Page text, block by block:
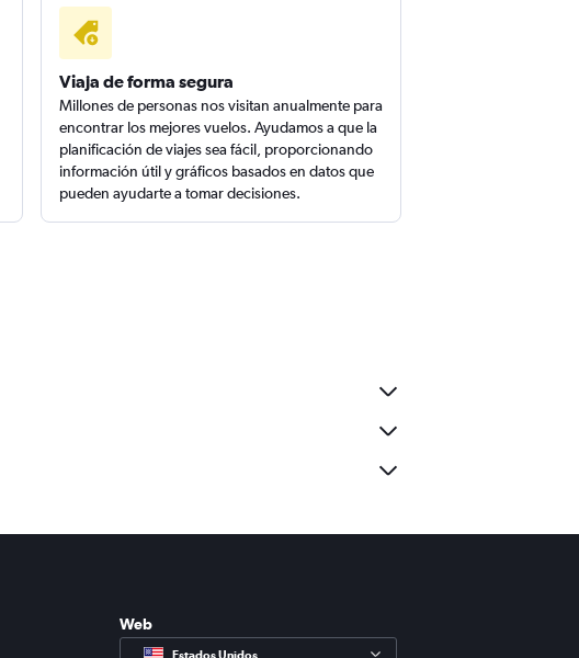
Viaja de forma segura
Millones de personas nos visitan anualmente para
encontrar los mejores vuelos. Ayudamos a que la
planificación de viajes sea fácil, proporcionando
información útil y gráficos basados en datos que
pueden ayudarte a tomar decisiones.
Web
Estados Unidos